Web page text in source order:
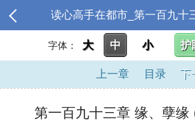
读心高手在都市_第一百九十
字体： 大 中 小 护
上一章 目录 下
第一百九十三章 缘、孽缘